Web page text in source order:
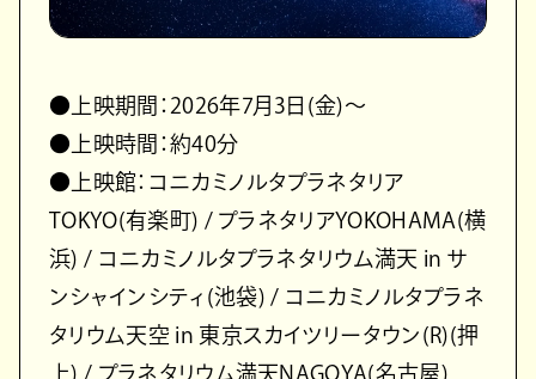
●上映期間：2026年7月3日(金)～
●上映時間：約40分
●上映館：コニカミノルタプラネタリア
TOKYO(有楽町) / プラネタリアYOKOHAMA(横
浜) / コニカミノルタプラネタリウム満天 in サ
ンシャインシティ(池袋) / コニカミノルタプラネ
タリウム天空 in 東京スカイツリータウン(R)(押
上) / プラネタリウム満天NAGOYA(名古屋)